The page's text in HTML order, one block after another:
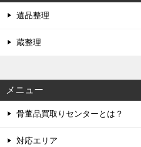
遺品整理
蔵整理
メニュー
骨董品買取りセンターとは？
対応エリア